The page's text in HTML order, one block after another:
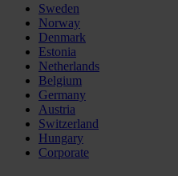
Sweden
Norway
Denmark
Estonia
Netherlands
Belgium
Germany
Austria
Switzerland
Hungary
Corporate